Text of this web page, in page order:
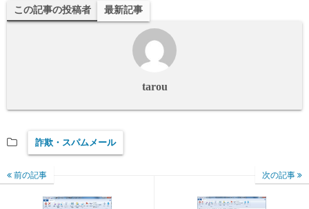
この記事の投稿者 最新記事
tarou
詐欺・スパムメール
前の記事 次の記事